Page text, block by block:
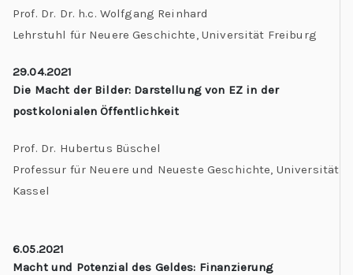
Prof. Dr. Dr. h.c. Wolfgang Reinhard
Lehrstuhl für Neuere Geschichte, Universität Freiburg
29.04.2021
Die Macht der Bilder: Darstellung von EZ in der
postkolonialen Öffentlichkeit
Prof. Dr. Hubertus Büschel
Professur für Neuere und Neueste Geschichte, Universität
Kassel
6.05.2021
Macht und Potenzial des Geldes: Finanzierung